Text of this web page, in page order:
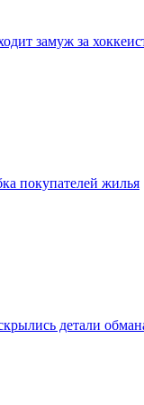
замуж за
покупателей жилья
детали